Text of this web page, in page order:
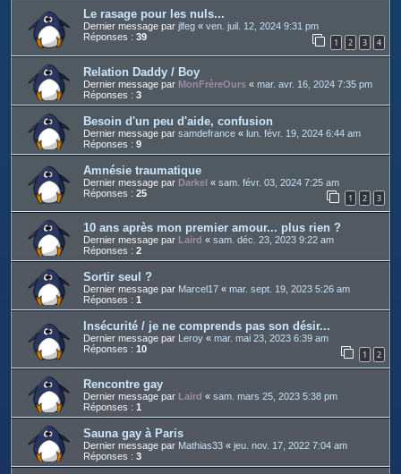
Le rasage pour les nuls...
Dernier message par jlfeg « ven. juil. 12, 2024 9:31 pm
Réponses : 39 1 2 3 4
Relation Daddy / Boy
Dernier message par MonFrèreOurs « mar. avr. 16, 2024 7:35 pm
Réponses : 3
Besoin d'un peu d'aide, confusion
Dernier message par samdefrance « lun. févr. 19, 2024 6:44 am
Réponses : 9
Amnésie traumatique
Dernier message par Darkel « sam. févr. 03, 2024 7:25 am
Réponses : 25 1 2 3
10 ans après mon premier amour... plus rien ?
Dernier message par Laird « sam. déc. 23, 2023 9:22 am
Réponses : 2
Sortir seul ?
Dernier message par Marcel17 « mar. sept. 19, 2023 5:26 am
Réponses : 1
Insécurité / je ne comprends pas son désir...
Dernier message par Leroy « mar. mai 23, 2023 6:39 am
Réponses : 10 1 2
Rencontre gay
Dernier message par Laird « sam. mars 25, 2023 5:38 pm
Réponses : 1
Sauna gay à Paris
Dernier message par Mathias33 « jeu. nov. 17, 2022 7:04 am
Réponses : 3